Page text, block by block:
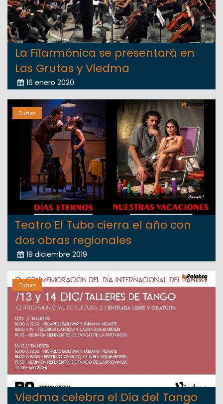
La Filarmónica se presentará en
Las Grutas y Viedma
16 enero 2020
Cultura
Teatro El Tubo cierra el año con
dos obras regionales
19 diciembre 2019
Cultura
Viedma celebra el Día del Tango